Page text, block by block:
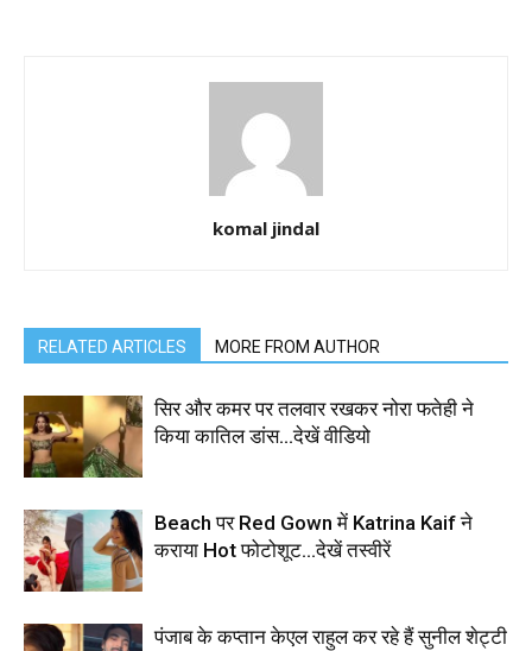
komal jindal
RELATED ARTICLES MORE FROM AUTHOR
सिर और कमर पर तलवार रखकर नोरा फतेही ने
किया कातिल डांस…देखें वीडियो
Beach पर Red Gown में Katrina Kaif ने
कराया Hot फोटोशूट…देखें तस्वीरें
पंजाब के कप्तान केएल राहुल कर रहे हैं सुनील शेट्टी